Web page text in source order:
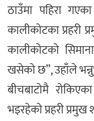
ठाउँमा पहिरा
कालीकोटका प्रहरी
कालीकोटको
खसेको छ”, उहाँले
बीचबाटोमै
भइरहेको प्रहरी